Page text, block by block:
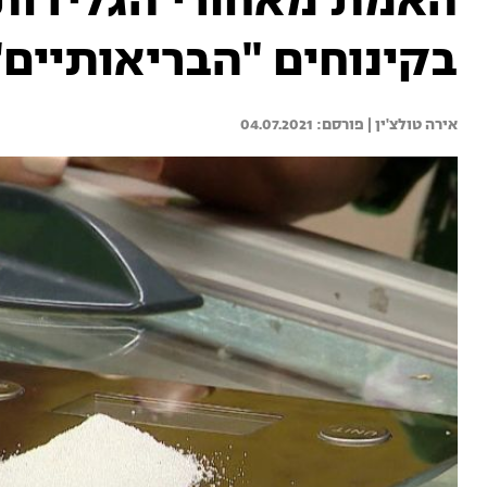
בקינוחים
אירה טולצ'ין | 04.07.2021